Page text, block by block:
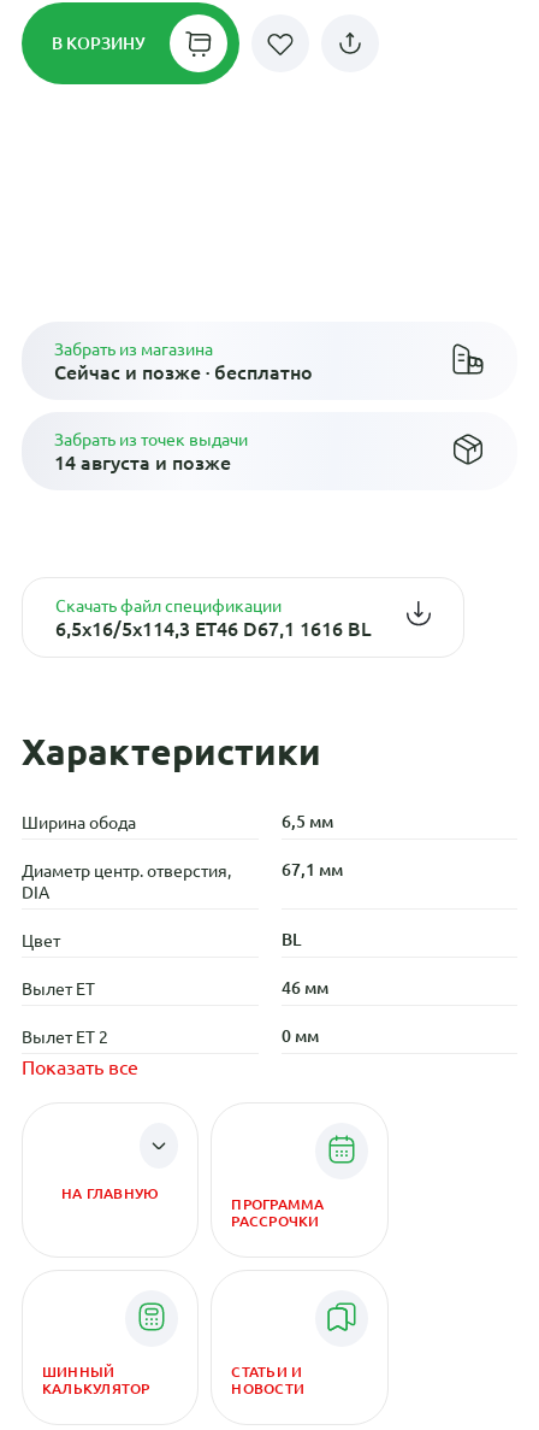
В КОРЗИНУ
Забрать из магазина
Сейчас и позже · бесплатно
Забрать из точек выдачи
14 августа и позже
Скачать файл спецификации
6,5x16/5x114,3 ET46 D67,1 1616 BL
Характеристики
Ширина обода 6,5 мм
Диаметр центр. отверстия,
DIA
67,1 мм
Цвет BL
Вылет ET 46 мм
Вылет ET 2 0 мм
Показать все
НА ГЛАВНУЮ
ПРОГРАММА
РАССРОЧКИ
ШИННЫЙ
КАЛЬКУЛЯТОР
СТАТЬИ И
НОВОСТИ